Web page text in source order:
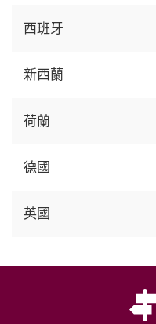
西班牙
新西蘭
荷蘭
德國
英國